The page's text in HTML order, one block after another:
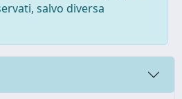
salvo diversa